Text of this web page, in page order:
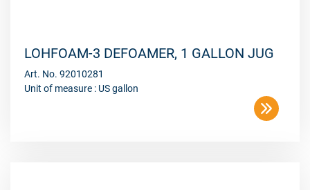
LOHFOAM-3 DEFOAMER, 1 GALLON JUG
Art. No. 92010281
Unit of measure : US gallon